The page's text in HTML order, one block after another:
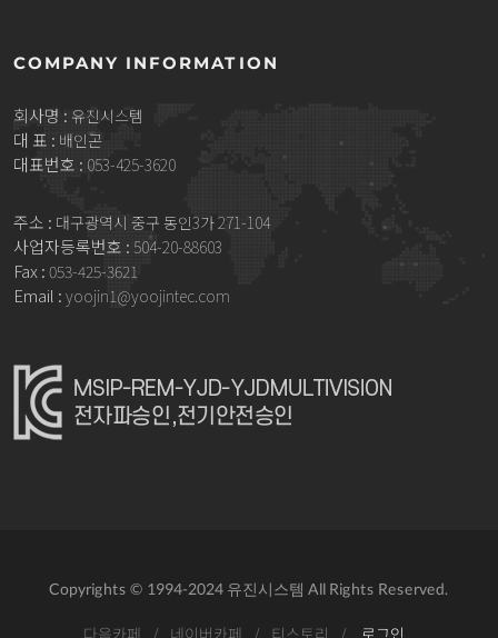
COMPANY INFORMATION
회사명 : 유진시스템
대 표 : 배인곤
대표번호 : 053-425-3620
주소 : 대구광역시 중구 동인3가 271-104
사업자등록번호 : 504-20-88603
Fax : 053-425-3621
Email : yoojin1@yoojintec.com
Copyrights © 1994-2024 유진시스템 All Rights Reserved.
다음카페 / 네이버카페 / 티스토리 / 로그인